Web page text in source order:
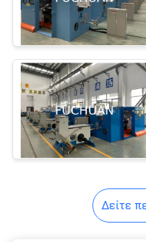
PVC
ενιαία
Δείτε